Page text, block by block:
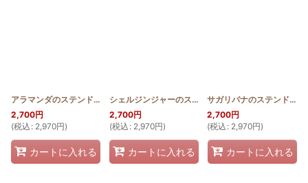
アラマンダのステンドグラスキルトタペストリー20_25 [SGQT2025_ALA]
2,700円
(税込 : 2,970円)
カートに入れる
シェルジンジャーのステンドグラスキルトタペストリー20_25
2,700円
(税込 : 2,970円)
カートに入れる
サガリバナのステンドグラスキルトタペストリー20_25
2,700円
(税込 : 2,970円)
カートに入れる